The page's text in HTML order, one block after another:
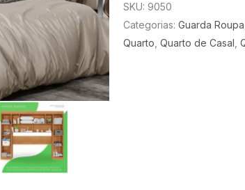
C/
4
SKU: 9050
Categorias: Guarda Roupa
Quarto Quarto de Casal